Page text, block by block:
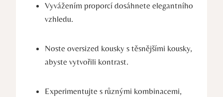
Vyvážením proporcí dosáhnete elegantního
vzhledu.
Noste oversized kousky s těsnějšími kousky,
abyste vytvořili kontrast.
Experimentujte s různými kombinacemi,